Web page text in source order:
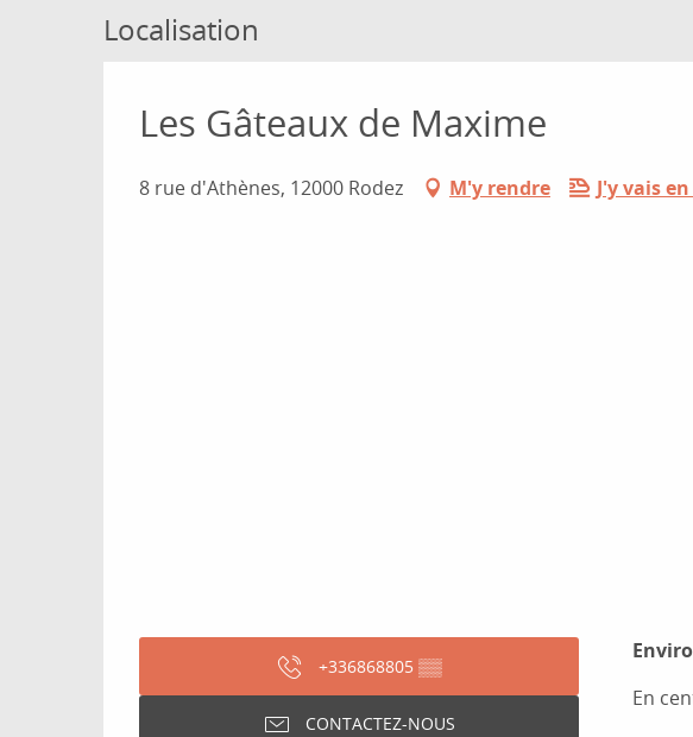
Localisation
Les Gâteaux de Maxime
8 rue d'Athènes, 12000 Rodez M'y rendre J'y vais
+336868805 ▒▒
CONTACTEZ-NOUS
En